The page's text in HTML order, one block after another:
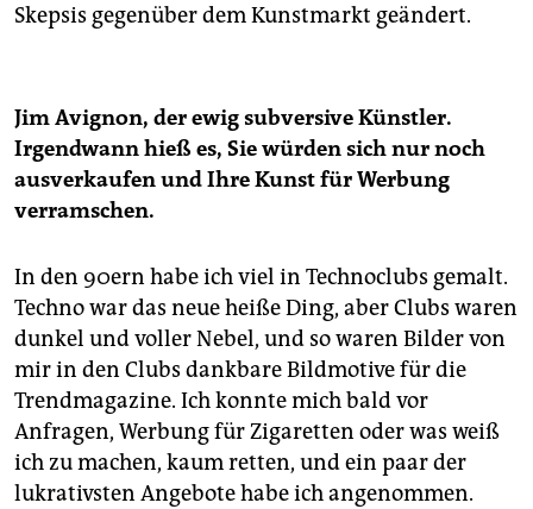
Skepsis gegenüber dem Kunstmarkt geändert.
Jim Avignon, der ewig subversive Künstler.
Irgendwann hieß es, Sie würden sich nur noch
ausverkaufen und Ihre Kunst für Werbung
verramschen.
In den 90ern habe ich viel in Technoclubs gemalt.
Techno war das neue heiße Ding, aber Clubs waren
dunkel und voller Nebel, und so waren Bilder von
mir in den Clubs dankbare Bildmotive für die
Trendmagazine. Ich konnte mich bald vor
Anfragen, Werbung für Zigaretten oder was weiß
ich zu machen, kaum retten, und ein paar der
lukrativsten Angebote habe ich angenommen.